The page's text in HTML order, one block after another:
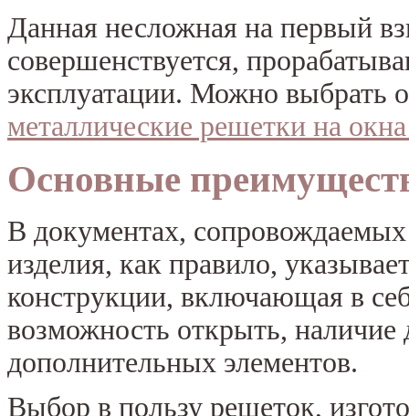
Данная несложная на первый
совершенствуется,
эксплуатации. Можно выбрать
металлические решетки на
Основные
В документах,
изделия, как правило,
конструкции, включающая в
возможность открыть,
дополнительных элементов.
Выбор в пользу решеток,